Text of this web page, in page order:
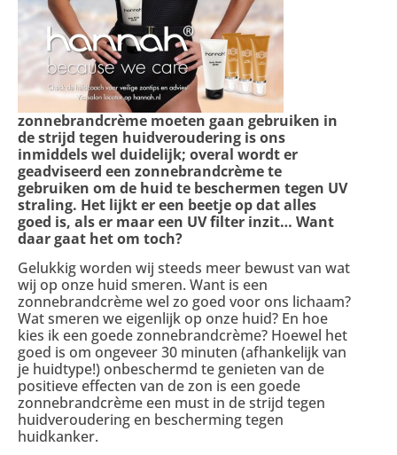
zonnebrandcrème moeten gaan gebruiken in
de strijd tegen huidveroudering is ons
inmiddels wel duidelijk; overal wordt er
geadviseerd een zonnebrandcrème te
gebruiken om de huid te beschermen tegen UV
straling. Het lijkt er een beetje op dat alles
goed is, als er maar een UV filter inzit… Want
daar gaat het om toch?
Gelukkig worden wij steeds meer bewust van wat
wij op onze huid smeren. Want is een
zonnebrandcrème wel zo goed voor ons lichaam?
Wat smeren we eigenlijk op onze huid? En hoe
kies ik een goede zonnebrandcrème? Hoewel het
goed is om ongeveer 30 minuten (afhankelijk van
je huidtype!) onbeschermd te genieten van de
positieve effecten van de zon is een goede
zonnebrandcrème een must in de strijd tegen
huidverouderingen bescherming tegen
huidkanker.